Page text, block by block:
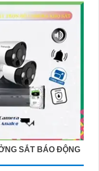
SẮT BÁO ĐỘNG